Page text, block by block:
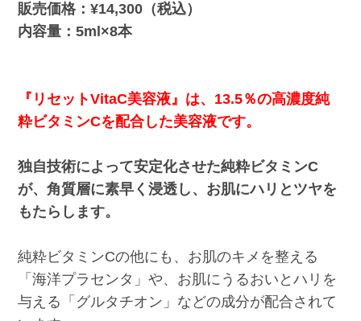
販売価格：¥14,300（税込）
内容量：5ml×8本
『リセットVitaC美容液』は、13.5％の高濃度純
粋ビタミンCを配合した美容液です。
独自技術によって安定化させた純粋ビタミンC
が、角質層に素早く浸透し、お肌にハリとツヤを
もたらします。
純粋ビタミンCの他にも、お肌のキメを整える
「海洋プラセンタ」や、お肌にうるおいとハリを
与える「グルタチオン」などの成分が配合されて